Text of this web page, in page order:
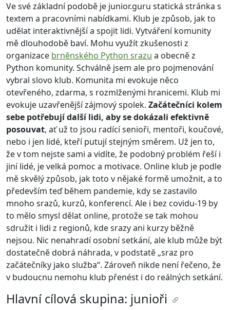
Ve své základní podobě je junior.guru statická stránka s
textem a pracovními nabídkami. Klub je způsob, jak to
udělat interaktivnější a spojit lidi. Vytváření komunity
mě dlouhodobě baví. Mohu využít zkušenosti z
organizace brněnského Python srazu a obecně z
Python komunity. Schválně jsem ale pro pojmenování
vybral slovo klub. Komunita mi evokuje něco
otevřeného, zdarma, s rozmlženými hranicemi. Klub mi
evokuje uzavřenější zájmový spolek. Začátečníci kolem
sebe potřebují další lidi, aby se dokázali efektivně
posouvat, ať už to jsou radící senioři, mentoři, koučové,
nebo i jen lidé, kteří putují stejným směrem. Už jen to,
že v tom nejste sami a vidíte, že podobný problém řeší i
jiní lidé, je velká pomoc a motivace. Online klub je podle
mě skvělý způsob, jak toto v nějaké formě umožnit, a to
především teď během pandemie, kdy se zastavilo
mnoho srazů, kurzů, konferencí. Ale i bez covidu-19 by
to mělo smysl dělat online, protože se tak mohou
sdružit i lidi z regionů, kde srazy ani kurzy běžně
nejsou. Nic nenahradí osobní setkání, ale klub může být
dostatečně dobrá náhrada, v podstatě „sraz pro
začátečníky jako služba“. Zároveň nikde není řečeno, že
v budoucnu nemohu klub přenést i do reálných setkání.
Hlavní cílová skupina: junioři